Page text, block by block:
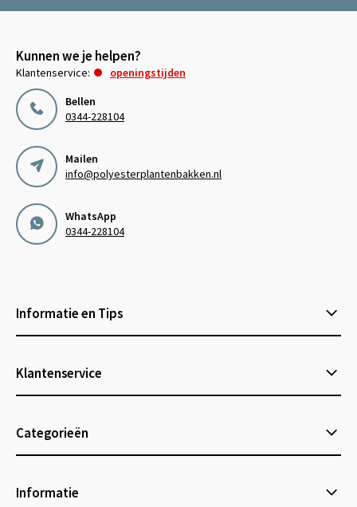
Kunnen we je helpen?
Klantenservice:
openingstijden
Bellen
0344-228104
Mailen
info@polyesterplantenbakken.nl
WhatsApp
0344-228104
Informatie en Tips
Klantenservice
Categorieën
Informatie